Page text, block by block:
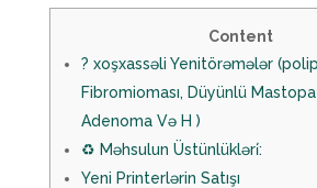
Content
? ️xoşxassəli Yenitörəmələr
Fibromioması, Düyünlü
Adenoma Və H )
♻️ Məhsulun Üstünlükləri̇:
Yeni Printerlərin Satışı